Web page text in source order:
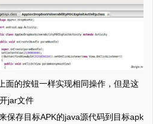
面的按钮一样实现相同操作，但是这
jar文件
保存目标APK的java源代码到目标apk